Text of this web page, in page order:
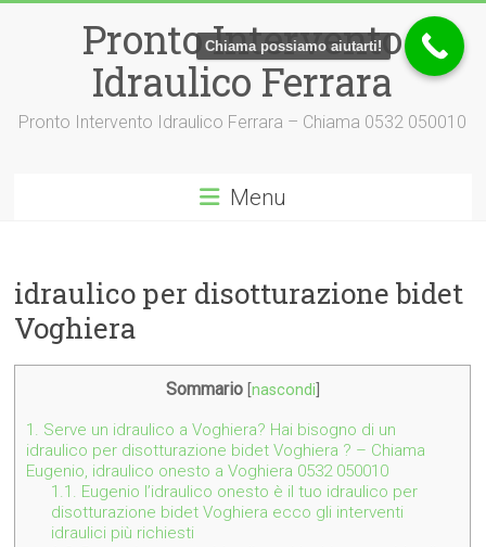
Pronto Intervento
Idraulico Ferrara
Pronto Intervento Idraulico Ferrara – Chiama 0532 050010
Menu
idraulico per disotturazione bidet
Voghiera
Sommario nascondi
1. Serve un idraulico a Voghiera? Hai bisogno di un
idraulico per disotturazione bidet Voghiera ? – Chiama
Eugenio, idraulico onesto a Voghiera 0532 050010
1.1. Eugenio l’idraulico onesto è il tuo idraulico per
disotturazione bidet Voghiera ecco gli interventi
idraulici più richiesti
Chiama possiamo aiutarti!